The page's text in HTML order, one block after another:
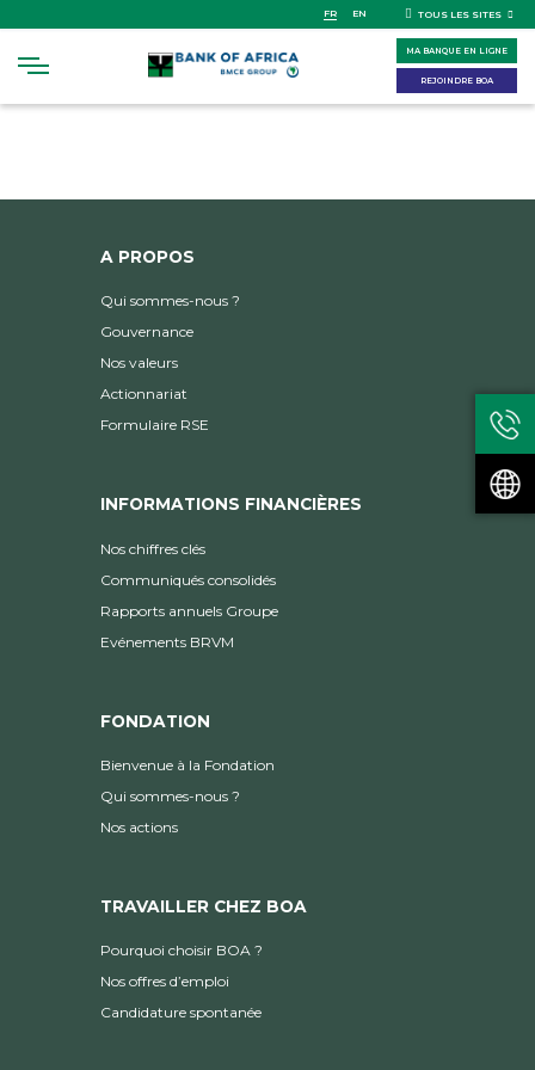
to
main
content
FR EN TOUS LES SITES
MA BANQUE EN LIGNE
REJOINDRE BOA
A PROPOS
Qui sommes-nous ?
Gouvernance
Nos valeurs
Actionnariat
Formulaire RSE
INFORMATIONS FINANCIÈRES
Nos chiffres clés
Communiqués consolidés
Rapports annuels Groupe
Evénements BRVM
FONDATION
Bienvenue à la Fondation
Qui sommes-nous ?
Nos actions
TRAVAILLER CHEZ BOA
Pourquoi choisir BOA ?
Nos offres d’emploi
Candidature spontanée